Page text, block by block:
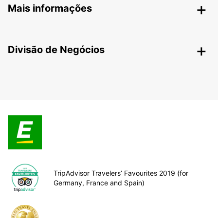
Mais informações
Divisão de Negócios
TripAdvisor Travelers’ Favourites 2019 (for
Germany, France and Spain)